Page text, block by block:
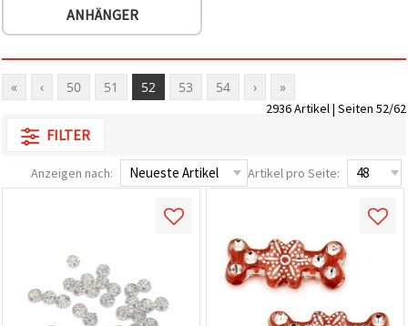
ANHÄNGER
« ‹ 50 51 52 53 54 › »
2936 Artikel | Seiten 52/62
FILTER
Anzeigen nach: Artikel pro Seite: